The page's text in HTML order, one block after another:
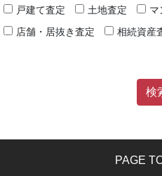
戸建て査定 土地査定
マ
店舗・居抜き査定
相続資産
PAGE